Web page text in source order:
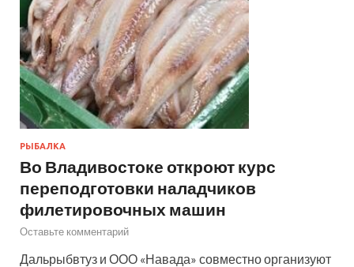
РЫБАЛКА
Во Владивостоке откроют курс
переподготовки наладчиков
филетировочных машин
Оставьте комментарий
Дальрыбвтуз и ООО «Навада» совместно организуют